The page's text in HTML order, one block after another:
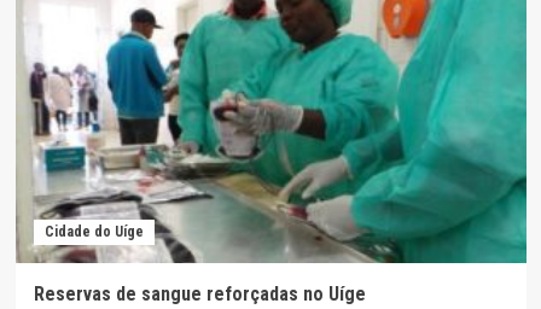
Cidade do Uíge
Reservas de sangue reforçadas no Uíge